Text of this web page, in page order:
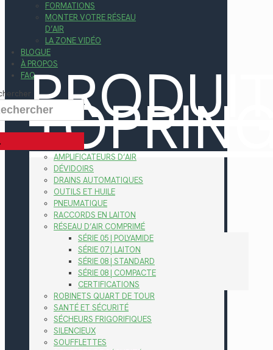
FORMATIONS
MONTER VOTRE RÉSEAU
D’AIR
LA ZONE VIDÉO
BLOGUE
À PROPOS
FAQ
AMPLIFICATEURS D’AIR
DÉVIDOIRS
DRAINS AUTOMATIQUES
OUTILS ET HUILE
PNEUMATIQUE
RACCORDS EN LAITON
RÉSEAU D’AIR COMPRIMÉ
SÉRIE 05 | POLYAMIDE
SÉRIE 07 | LAITON
SÉRIE 08 | STANDARD
SÉRIE 08 | COMPACTE
CERTIFICATIONS
ROBINETS QUART DE TOUR
SANTÉ ET SÉCURITÉ
SÉCHEURS FRIGORIFIQUES
SILENCIEUX
SOUFFLETTES